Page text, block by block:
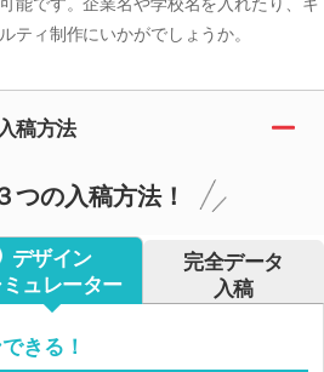
ティ制作にいかがでしょうか。
稿方法
つの入稿方法！
デザイン
ュレーター
完全データ
入稿
きる！